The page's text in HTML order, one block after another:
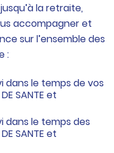
la retraite,
accompagner et
sur l’ensemble des
:
dans le temps de vos
SANTE et
dans le temps des
SANTE et